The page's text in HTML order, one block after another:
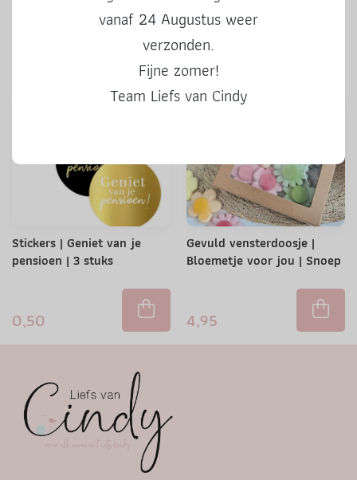
0,50
Stickers | Geniet van je
pensioen | 3 stuks
0,50
Gevuld vensterdoosje |
Bloemetje voor jou | Snoep
4,95
vanaf 24 Augustus weer
verzonden.
Fijne zomer!
Team Liefs van Cindy